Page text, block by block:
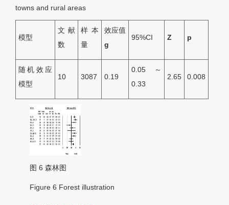
towns and rural areas
模型
文献
数
样本
量
效应值
g
95%CI Z p
随机效应
模型
10 3087 0.19
0.05～
0.33
2.65 0.008
图 6 森林图
Figure 6 Forest illustration